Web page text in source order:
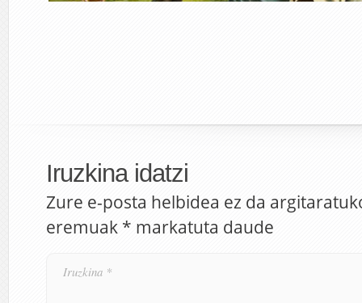
Iruzkina idatzi
Zure e-posta helbidea ez da
eremuak * markatuta daude